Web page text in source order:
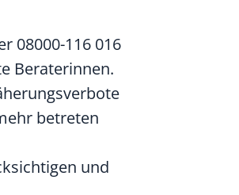
08000-116 016
Beraterinnen.
betreten
und